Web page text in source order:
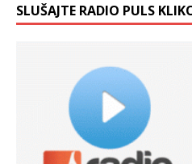
SLUŠAJTE RADIO PULS